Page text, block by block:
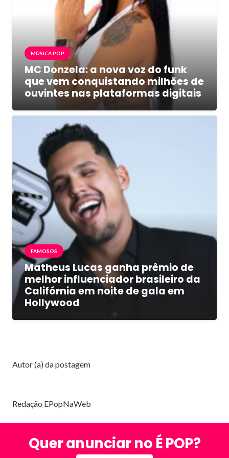
MÚSICA POP
MC Donzela: a nova voz do funk
que vem conquistando milhões de
ouvintes nas plataformas digitais
FAMOSOS
Matheus Lucas ganha prêmio de
melhor influenciador brasileiro da
Califórnia em noite de gala em
Hollywood
Autor (a) da postagem
Redação EPopNaWeb
Quer anunciar no É POP?